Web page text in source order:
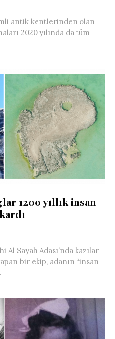
antik kentlerinden olan
2020 yılında da tüm
1200 yıllık insan
Sayah Adası’nda kazılar
bir ekip, adanın “insan